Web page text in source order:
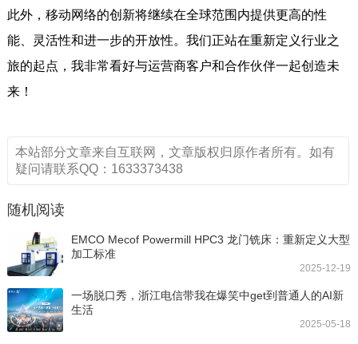
此外，移动网络的创新将继续在全球范围内提供更高的性
能、灵活性和进一步的开放性。我们正站在重新定义行业之
旅的起点，我非常看好与运营商客户和合作伙伴一起创造未
来！
本站部分文章来自互联网，文章版权归原作者所有。如有
疑问请联系QQ：1633373438
随机阅读
EMCO Mecof Powermill HPC3 龙门铣床：重新定义大型
加工标准
2025-12-19
一场脱口秀，浙江电信带我在爆笑中get到普通人的AI新
生活
2025-05-18